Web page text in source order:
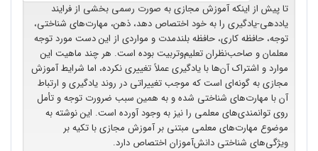
تا پیش از اینکه آموزش مجازی به صورت رسمی بخشی از فرایند
یاددهی-یادگیری را به خود اختصاص دهد، ذهن، مهارت‌های شناختی،
توجه، حافظه کاری، حافظه بلندمدت و مواردی از این دست مورد توجه
معلمان و صاحب‌نظران تعلیم‌و‌تربیت بوده است. هر چند ماهیت این
موارد و اشتراک آن‌ها با یادگیری عملاً تغییری نکرده، اما شرایط آموزش
مجازی به گونه‌ای است که موجب تغییراتی در روند یادگیری و ارتباط
آن با مهارت‌های شناختی شده و به همین سبب ضرورت توجه و تأمل
روی توانمندی‌های معلمی را نیز به وجود آورده است. این نوشته به
موضوع مهارت‌های معلمی مبتنی بر آموزش مجازی با تکیه بر
ویژگی‌های شناختی دانش‌آموزان اختصاص دارد.